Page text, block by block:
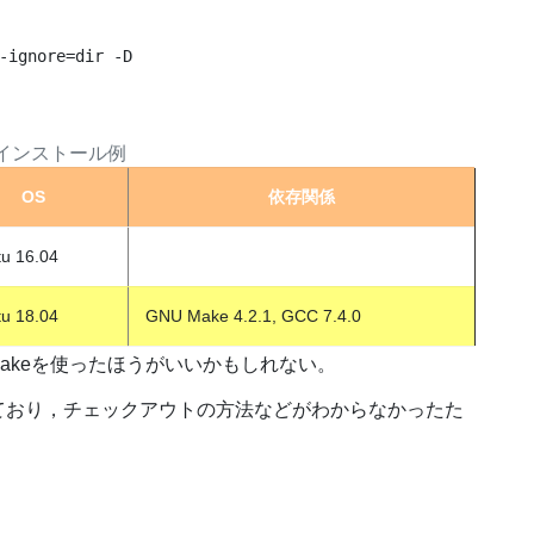
ignore=dir -D
ンストール例
OS 依存関係
16.04
18.04 GNU Make 4.2.1, GCC 7.4.0
を使ったほうがいいかもしれない。
り，チェックアウトの方法などがわからなかったた